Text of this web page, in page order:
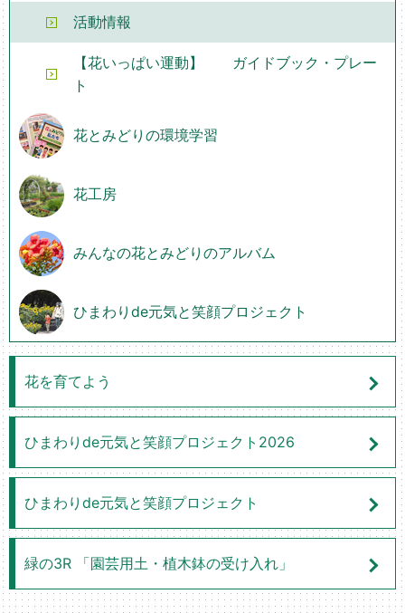
活動情報
【花いっぱい運動】 ガイドブック・プレー
ト
花とみどりの環境学習
花工房
みんなの花とみどりのアルバム
ひまわりde元気と笑顔プロジェクト
花を育てよう
ひまわりde元気と笑顔プロジェクト2026
ひまわりde元気と笑顔プロジェクト
緑の3R 「園芸用土・植木鉢の受け入れ」